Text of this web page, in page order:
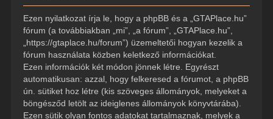
Ezen nyilatkozat írja le, hogy a phpBB és a „GTAPlace.hu”
fórum (a továbbiakban „mi”, „a fórum”, „GTAPlace.hu”,
„https://gtaplace.hu/forum”) üzemeltetői hogyan kezelik a
fórum használata közben keletkező információkat.
Ezen információk két módon jönnek létre. Egyrészt
automatikusan: azzal, hogy felkeresed a fórumot, a phpBB
ún. sütiket hoz létre (kis szöveges állományok, melyeket a
böngésződ letölt az ideiglenes állományok könyvtárába).
Ezen sütik olyan fontos adatokat tartalmaznak, melyek a